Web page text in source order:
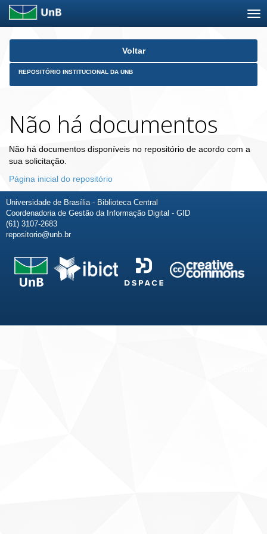
Skip
Voltar
REPOSITÓRIO INSTITUCIONAL DA UNB
Não há documentos
Não há documentos disponíveis no repositório de acordo com a
sua solicitação.
Página inicial do repositório
Universidade de Brasília - Biblioteca Central
Coordenadoria de Gestão da Informação Digital - GID
(61) 3107-2683
repositorio@unb.br